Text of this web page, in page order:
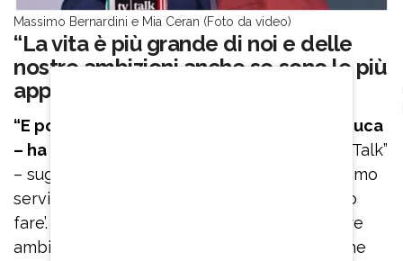
Massimo Bernardini e Mia Ceran (Foto da video)
“La vita è più grande di noi e delle
nostre ambizioni anche se sono le più
appaganti”
“E poi c’è il Vangelo che, al capitolo 17 di Luca
– ha proseguito
lo storico conduttore di “TvTalk”
– suggerisce una cosa molto saggia: ‘Dite siamo
servi inutili, abbiamo fatto quanto dovevamo
fare’. La vita è più grande di noi e delle nostre
ambizioni anche se sono le più appaganti che